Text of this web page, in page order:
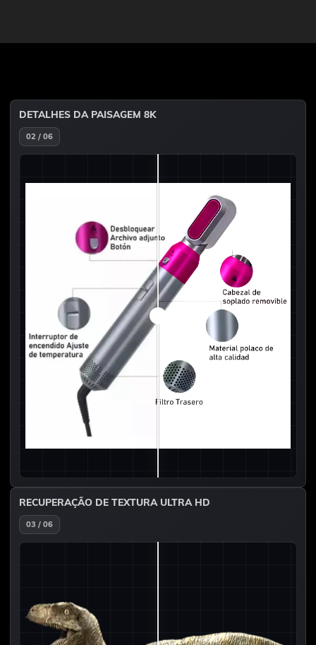
DETALHES DA PAISAGEM 8K
02 / 06
RECUPERAÇÃO DE TEXTURA ULTRA HD
03 / 06